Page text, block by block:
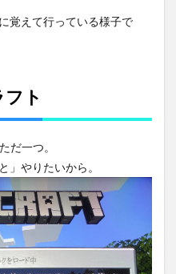
覚えて行っている様子で
ト
だ一つ。
」やりたいから。